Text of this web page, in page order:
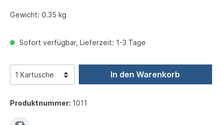
Gewicht: 0.35 kg
Sofort verfügbar, Lieferzeit: 1-3 Tage
In den Warenkorb
Produktnummer: 1011